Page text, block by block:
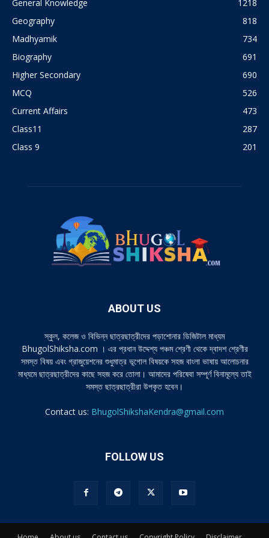
General Knowledge
1218
Geography
818
Madhyamik
734
Biography
691
Higher Secondary
690
MCQ
526
Current Affairs
473
Class11
287
Class 9
201
ABOUT US
স্কুল, কলেজ ও বিভিন্ন ছাত্রছাত্রীদের পড়াশোনার ডিজিটাল মাধ্যম
BhugolShiksha.com । এর প্রধান উদ্দেশ্য পঞ্চম শ্রেণী থেকে দ্বাদশ শ্রেণীর
সমস্ত বিষয় এবং গ্রাজুয়েশনের শুধুমাত্র ভূগোল বিষয়কে সহজ বাংলা ভাষায় আলোচনার
মাধ্যমে ছাত্রছাত্রীদের কাছে সহজ করে তোলা। আমাদের পরিষেবা সম্পূর্ণ বিনামূল্যে তাই
সমস্ত ছাত্রছাত্রীরা উপকৃত হবেন।
Contact us: BhugolShikshaKendra@gmail.com
FOLLOW US